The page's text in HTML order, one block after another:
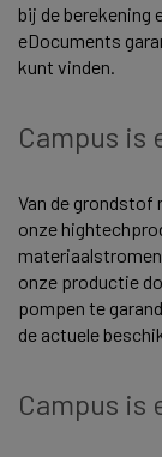
bij de berekening
eDocuments
kunt vinden.
Campus is
Van de grondstof
onze
onze productie
pompen te
de actuele
Campus is